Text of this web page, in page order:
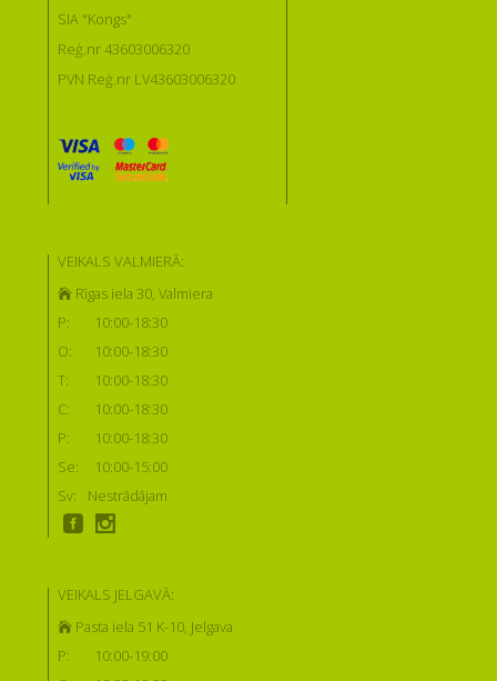
SIA "Kongs"
Reģ.nr 43603006320
PVN Reģ.nr LV43603006320
VEIKALS VALMIERĀ:
Rīgas iela 30, Valmiera
P:
10:00-18:30
O:
10:00-18:30
T:
10:00-18:30
C:
10:00-18:30
P:
10:00-18:30
Se:
10:00-15:00
Sv:
Nestrādājam
VEIKALS JELGAVĀ:
Pasta iela 51 K-10, Jelgava
P:
10:00-19:00